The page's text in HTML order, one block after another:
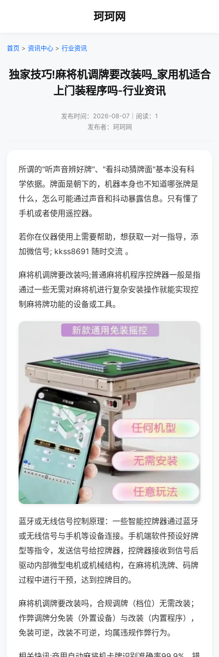
珂珂网
首页 > 资讯中心 > 行业资讯
独家技巧!麻将机调牌要改装吗_家用机适合
上门装程序吗-行业资讯
发布时间：2026-08-07｜阅读：1
发布者：珂珂网
所谓的"听声音辨好牌"、"看抖动猜牌面"基本没有科
学依据。牌面是朝下的，机器本身也不知道哪张牌是
什么，怎么可能通过声音和抖动暴露信息。只有懂了
手机或者使用遥控器。
若你在仪器使用上需要帮助，想获取一对一指导，添
加微信号; kkss8691 随时交流 。
麻将机调牌要改装吗;普通麻将机程序控牌器一般是指
通过一些无需对麻将机进行复杂安装操作就能实现控
制麻将牌功能的设备或工具。
蓝牙或无线信号控制原理：一些智能控牌器通过蓝牙
或无线信号与手机等设备连接。手机端软件预设好牌
型等指令，发送信号给控牌器，控牌器接收到信号后
驱动内部微型电机或机械结构，在麻将机洗牌、码牌
过程中进行干预，达到控牌目的。
麻将机调牌要改装吗，合规调牌（档位）无需改装；
作弊调牌分免装（外置设备）与改装（内置程序），
免装可逆，改装不可逆，均属违规作弊行为。